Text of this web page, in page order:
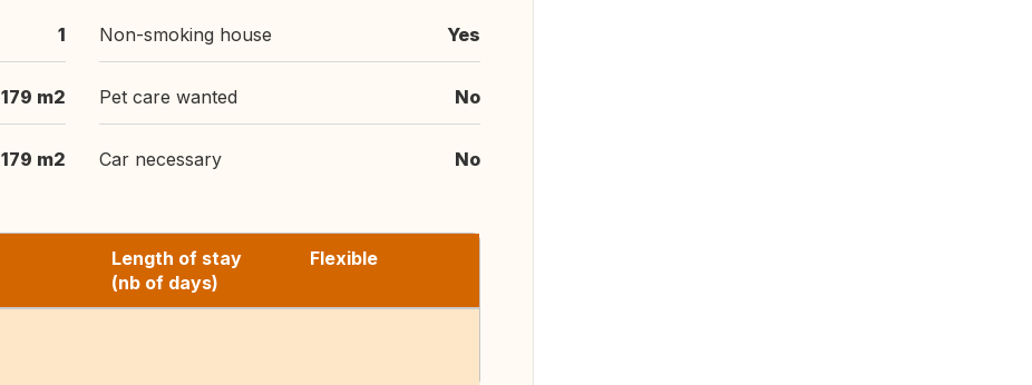
1
179 m2
179 m2
Non-smoking house Yes
Pet care wanted No
Car necessary No
Length of stay
(nb of days)
Flexible